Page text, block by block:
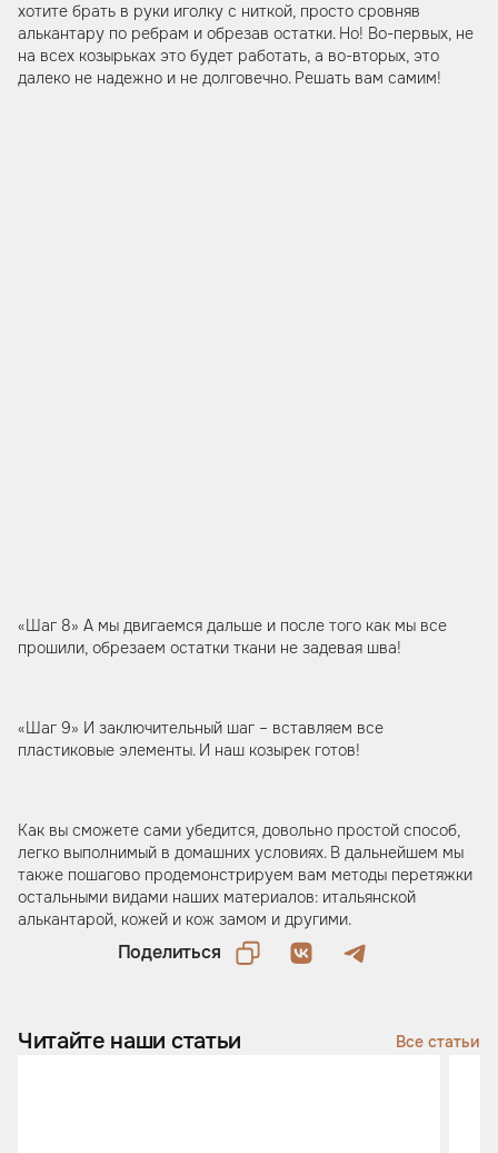
хотите брать в руки иголку с ниткой, просто сровняв
алькантару по ребрам и обрезав остатки. Но! Во-первых, не
на всех козырьках это будет работать, а во-вторых, это
далеко не надежно и не долговечно. Решать вам самим!
«Шаг 8» А мы двигаемся дальше и после того как мы все
прошили, обрезаем остатки ткани не задевая шва!
«Шаг 9» И заключительный шаг – вставляем все
пластиковые элементы. И наш козырек готов!
Как вы сможете сами убедится, довольно простой способ,
легко выполнимый в домашних условиях. В дальнейшем мы
также пошагово продемонстрируем вам методы перетяжки
остальными видами наших материалов: итальянской
алькантарой, кожей и кож замом и другими.
Поделиться
Читайте наши статьи Все статьи